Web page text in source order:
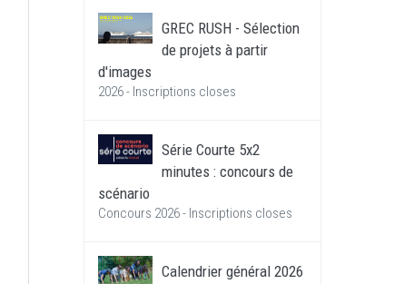
GREC RUSH - Sélection
de projets à partir
d'images
2026 - Inscriptions closes
Série Courte 5x2
minutes : concours de
scénario
Concours 2026 - Inscriptions closes
Calendrier général 2026